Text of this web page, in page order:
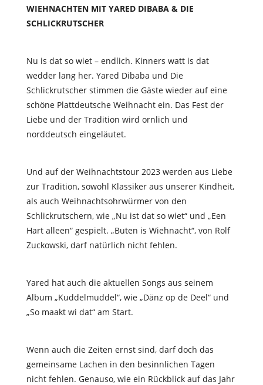
WIEHNACHTEN MIT YARED DIBABA & DIE
SCHLICKRUTSCHER
Nu is dat so wiet – endlich. Kinners watt is dat
wedder lang her. Yared Dibaba und Die
Schlickrutscher stimmen die Gäste wieder auf eine
schöne Plattdeutsche Weihnacht ein. Das Fest der
Liebe und der Tradition wird ornlich und
norddeutsch eingeläutet.
Und auf der Weihnachtstour 2023 werden aus Liebe
zur Tradition, sowohl Klassiker aus unserer Kindheit,
als auch Weihnachtsohrwürmer von den
Schlickrutschern, wie „Nu ist dat so wiet“ und „Een
Hart alleen“ gespielt. „Buten is Wiehnacht“, von Rolf
Zuckowski, darf natürlich nicht fehlen.
Yared hat auch die aktuellen Songs aus seinem
Album „Kuddelmuddel“, wie „Dänz op de Deel“ und
„So maakt wi dat“ am Start.
Wenn auch die Zeiten ernst sind, darf doch das
gemeinsame Lachen in den besinnlichen Tagen
nicht fehlen. Genauso, wie ein Rückblick auf das Jahr